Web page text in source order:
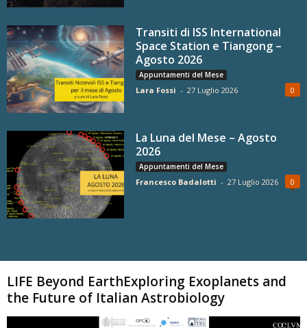
Transiti di ISS International
Space Station e Tiangong –
Agosto 2026
Appuntamenti del Mese
Lara Fossi - 27 Luglio 2026 0
La Luna del Mese – Agosto
2026
Appuntamenti del Mese
Francesco Badalotti - 27 Luglio 2026 0
LIFE Beyond EarthExploring Exoplanets and
the Future of Italian Astrobiology